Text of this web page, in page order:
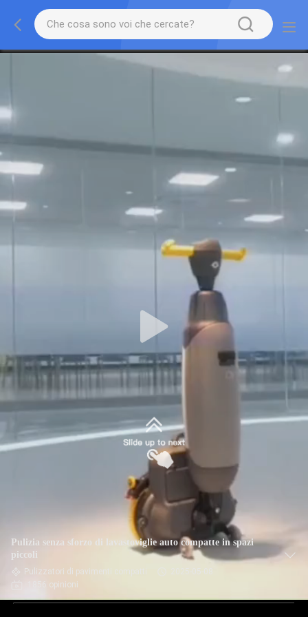
Pulizia senza sforzo di lavastoviglie auto compatte in spazi
piccoli
Pulizzatori di pavimenti compatti
2025-05-08
1856 opinioni